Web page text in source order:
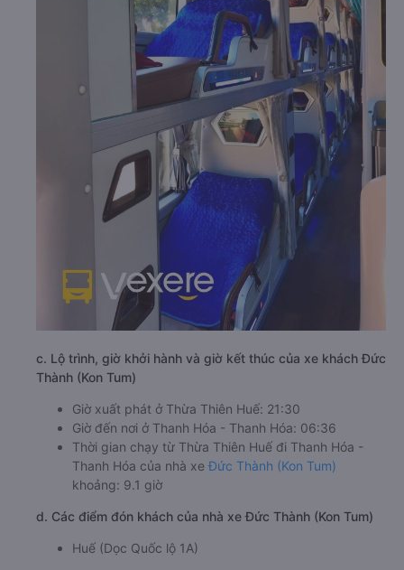
c. Lộ trình, giờ khởi hành và giờ kết thúc của xe khách Đức
Thành (Kon Tum)
Giờ xuất phát ở Thừa Thiên Huế: 21:30
Giờ đến nơi ở Thanh Hóa - Thanh Hóa: 06:36
Thời gian chạy từ Thừa Thiên Huế đi Thanh Hóa -
Thanh Hóa của nhà xe Đức Thành (Kon Tum)
khoảng: 9.1 giờ
d. Các điểm đón khách của nhà xe Đức Thành (Kon Tum)
Huế (Dọc Quốc lộ 1A)